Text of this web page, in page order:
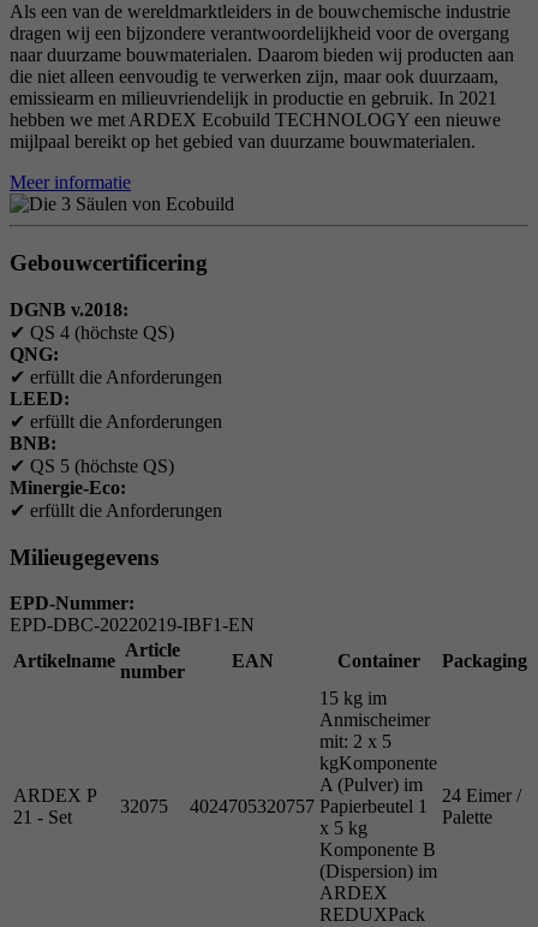
Als een van de wereldmarktleiders in de bouwchemische industrie
dragen wij een bijzondere verantwoordelijkheid voor de overgang
naar duurzame bouwmaterialen. Daarom bieden wij producten aan
die niet alleen eenvoudig te verwerken zijn, maar ook duurzaam,
emissiearm en milieuvriendelijk in productie en gebruik. In 2021
hebben we met ARDEX Ecobuild TECHNOLOGY een nieuwe
mijlpaal bereikt op het gebied van duurzame bouwmaterialen.
Meer informatie
Gebouwcertificering
DGNB v.2018:
✔ QS 4 (höchste QS)
QNG:
✔ erfüllt die Anforderungen
LEED:
✔ erfüllt die Anforderungen
BNB:
✔ QS 5 (höchste QS)
Minergie-Eco:
✔ erfüllt die Anforderungen
Milieugegevens
EPD-Nummer:
EPD-DBC-20220219-IBF1-EN
Artikelname
Article
number
EAN Container Packaging
ARDEX P
21 - Set
32075 4024705320757
15 kg im
Anmischeimer
mit: 2 x 5
kgKomponente
A (Pulver) im
Papierbeutel 1
x 5 kg
Komponente B
(Dispersion) im
ARDEX
REDUXPack
24 Eimer /
Palette